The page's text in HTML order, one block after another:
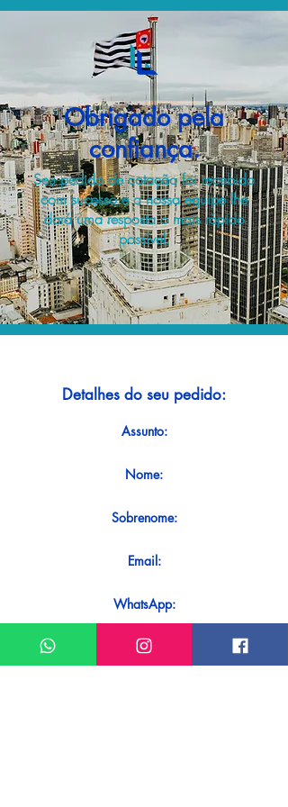
Obrigado pela
confiança.
Seu pedido de cotação foi recebido
com sucesso e a nossa equipe lhe
dará uma resposta o mais rápido
possível.
Detalhes do seu pedido:
Assunto:
Nome:
Sobrenome:
Email:
WhatsApp:
Mensagem: